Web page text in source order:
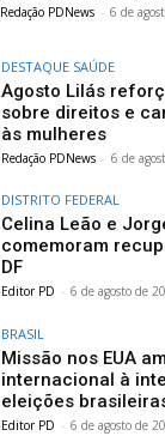
Redação PDNews - 6 de
DESTAQUE SAÚDE
Agosto Lilás
sobre direitos e
às mulheres
Redação PDNews - 6 de
DISTRITO FEDERAL
Celina Leão e
comemoram
DF
Editor PD - 6 de agosto de
BRASIL
Missão nos EUA
internacional à
eleições
Editor PD - 6 de agosto de